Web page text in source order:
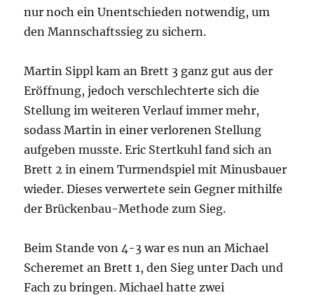
nur noch ein Unentschieden notwendig, um
den Mannschaftssieg zu sichern.
Martin Sippl kam an Brett 3 ganz gut aus der
Eröffnung, jedoch verschlechterte sich die
Stellung im weiteren Verlauf immer mehr,
sodass Martin in einer verlorenen Stellung
aufgeben musste. Eric Stertkuhl fand sich an
Brett 2 in einem Turmendspiel mit Minusbauer
wieder. Dieses verwertete sein Gegner mithilfe
der Brückenbau-Methode zum Sieg.
Beim Stande von 4-3 war es nun an Michael
Scheremet an Brett 1, den Sieg unter Dach und
Fach zu bringen. Michael hatte zwei